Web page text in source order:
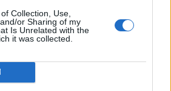
Collection, Use,
or Sharing of my
Is Unrelated with the
it was collected.
ότι σε βάρος τους
για τα – κατά
της εγκληματικής